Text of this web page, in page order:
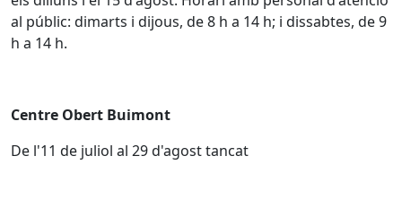
al públic: dimarts i dijous, de 8 h a 14 h; i dissabtes, de 9
h a 14 h.
Centre Obert Buimont
De l'11 de juliol al 29 d'agost tancat